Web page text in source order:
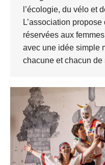
l’écologie, du vélo et
L’association
réservées aux
avec une idée simple
chacune et chacun